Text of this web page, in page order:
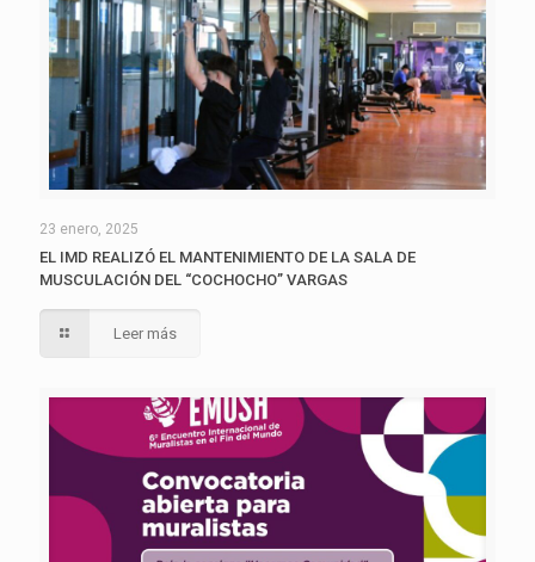
23 enero, 2025
EL IMD REALIZÓ EL MANTENIMIENTO DE LA SALA DE
MUSCULACIÓN DEL “COCHOCHO” VARGAS
Leer más